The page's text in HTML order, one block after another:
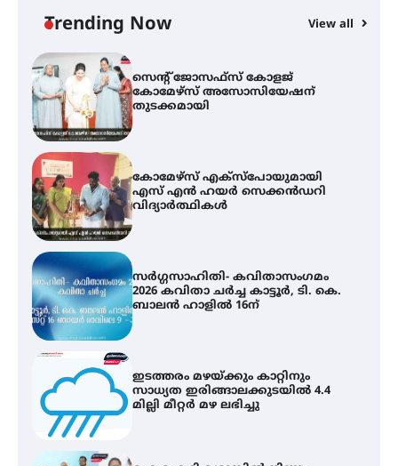
Trending Now View all
വെള്ളിയാഴ്ച സ്‌ക്രീൻ ചെയ്യുന്നു
സെന്റ് ജോസഫ്സ് കോളജ്
കോമേഴ്‌സ് അസോസിയേഷന്
തുടക്കമായി
കോമേഴ്സ് എക്സ്പോയുമായി
എസ് എൻ ഹയർ സെക്കൻഡറി
വിദ്യാർത്ഥികൾ
സർഗ്ഗസാഹിതി- കവിതാസംഗമം
2026 കവിതാ ചർച്ച കാട്ടൂർ, ടി. കെ.
ബാലൻ ഹാളിൽ 16ന്
ഇടത്തരം മഴയ്ക്കും കാറ്റിനും
സാധ്യത ഇരിങ്ങാലക്കുടയിൽ 4.4
മില്ലി മീറ്റർ മഴ ലഭിച്ചു